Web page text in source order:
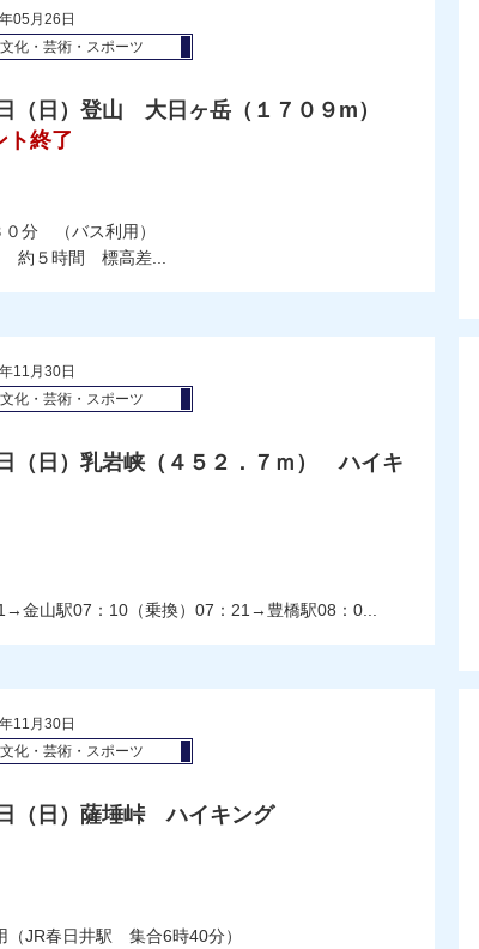
05月26日
化・芸術・スポーツ
（日）登山 大日ヶ岳（１７０９m）
ト終了
分 （バス利用）
約５時間 標高差...
11月30日
化・芸術・スポーツ
（日）乳岩峡（４５２．７ｍ） ハイキ
金山駅07：10（乗換）07：21→豊橋駅08：0...
11月30日
化・芸術・スポーツ
（日）薩埵峠 ハイキング
JR春日井駅 集合6時40分）